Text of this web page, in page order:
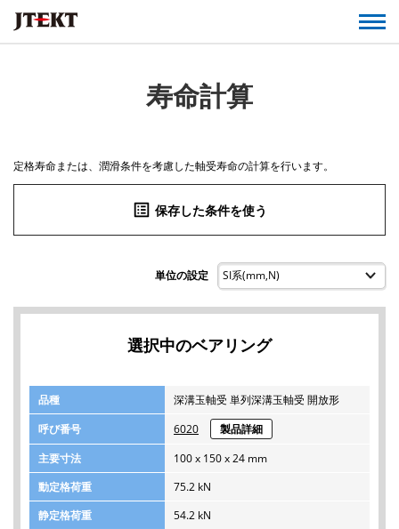
寿命計算
定格寿命または、潤滑条件を考慮した軸受寿命の計算を行います。
list_alt 保存した条件を使う
単位の設定
選択中のベアリング
品種
深溝玉軸受 単列深溝玉軸受 開放形
呼び番号
6020
製品詳細
主要寸法
100 x 150 x 24 mm
動定格荷重
75.2 kN
静定格荷重
54.2 kN